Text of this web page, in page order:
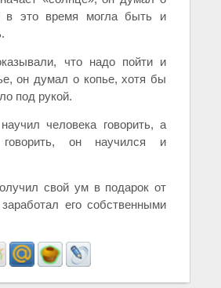
в это время могла быть и
что надо пойти и
он думал о копье, хотя бы
под рукой.
человека говорить, а
говорить, он научился и
свой ум в подарок от
его собственными